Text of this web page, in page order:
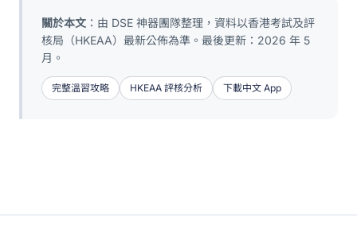
關於本文 ：由 DSE 神器團隊整理，資料以香港考試及評
核局（HKEAA）最新公佈為準。最後更新：2026 年 5
月。
完整溫習攻略 HKEAA 評核分析 下載中文 App